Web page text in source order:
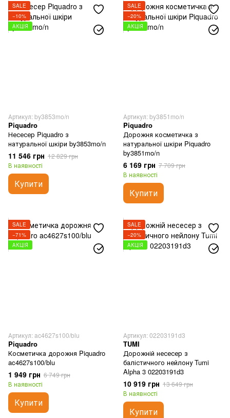
SALE
−10%
АКЦІЯ
Артикул: by3853mo/n
Piquadro
Несесер Piquadro з
натуральної шкіри by3853mo/n
11 546 грн 12 829 грн
В наявності
Купити
SALE
−20%
АКЦІЯ
Артикул: by3851mo/n
Piquadro
Дорожня косметичка з
натуральної шкіри Piquadro
by3851mo/n
6 169 грн 7 709 грн
В наявності
Купити
SALE
−71%
АКЦІЯ
Артикул: ac4627s100/blu
Piquadro
Косметичка дорожня Piquadro
ac4627s100/blu
1 949 грн 6 749 грн
В наявності
Купити
SALE
−20%
АКЦІЯ
Артикул: 02203191d3
TUMI
Дорожній несесер з
балістичного нейлону Tumi
Alpha 3 02203191d3
10 919 грн 13 649 грн
В наявності
Купити